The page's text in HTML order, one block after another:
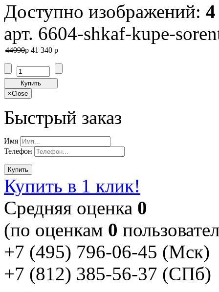
Доступно изображений: 4
арт. 6604-shkaf-kupe-
44090p 41 340 p
Купить
×Close
Быстрый заказ
Имя
Телефон
Купить
Купить в 1 клик!
Cредняя оценка 0
(по оценкам 0
+7 (495) 796-06-45 (Мск)
+7 (812) 385-56-37 (СПб)